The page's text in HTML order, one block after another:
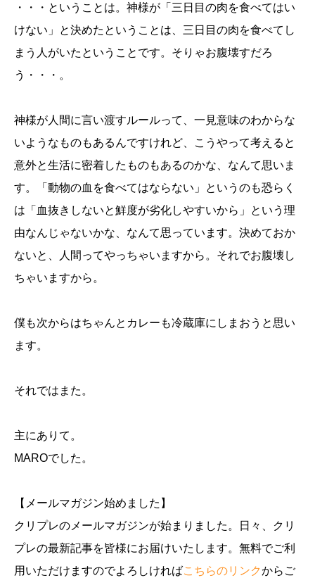
・・・ということは。神様が「三日目の肉を食べてはい
けない」と決めたということは、三日目の肉を食べてし
まう人がいたということです。そりゃお腹壊すだろ
う・・・。
神様が人間に言い渡すルールって、一見意味のわからな
いようなものもあるんですけれど、こうやって考えると
意外と生活に密着したものもあるのかな、なんて思いま
す。「動物の血を食べてはならない」というのも恐らく
は「血抜きしないと鮮度が劣化しやすいから」という理
由なんじゃないかな、なんて思っています。決めておか
ないと、人間ってやっちゃいますから。それでお腹壊し
ちゃいますから。
僕も次からはちゃんとカレーも冷蔵庫にしまおうと思い
ます。
それではまた。
主にありて。
MAROでした。
【メールマガジン始めました】
クリプレのメールマガジンが始まりました。日々、クリ
プレの最新記事を皆様にお届けいたします。無料でご利
用いただけますのでよろしければこちらのリンクからご